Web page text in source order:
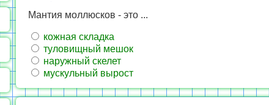
Мантия моллюсков - это ...
кожная складка
туловищный мешок
наружный скелет
мускульный вырост